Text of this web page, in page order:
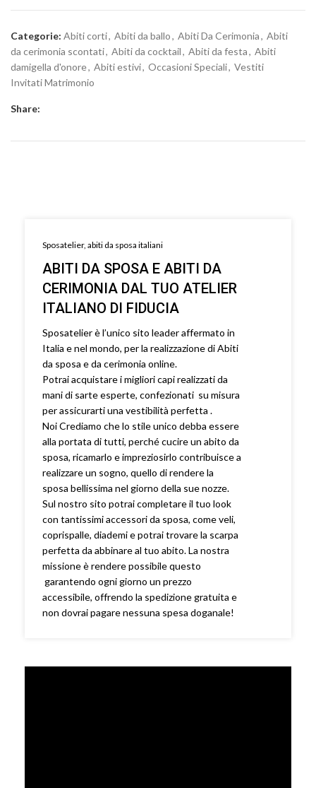
Categorie: Abiti corti, Abiti da ballo, Abiti Da Cerimonia, Abiti
da cerimonia scontati, Abiti da cocktail, Abiti da festa, Abiti
damigella d'onore, Abiti estivi, Occasioni Speciali, Vestiti
Invitati Matrimonio
Share:
Sposatelier, abiti da sposa italiani
ABITI DA SPOSA E ABITI DA
CERIMONIA DAL TUO ATELIER
ITALIANO DI FIDUCIA
Sposatelier è l’unico sito leader affermato in
Italia e nel mondo, per la realizzazione di Abiti
da sposa e da cerimonia online.
Potrai acquistare i migliori capi realizzati da
mani di sarte esperte, confezionati su misura
per assicurarti una vestibilità perfetta .
Noi Crediamo che lo stile unico debba essere
alla portata di tutti, perché cucire un abito da
sposa, ricamarlo e impreziosirlo contribuisce a
realizzare un sogno, quello di rendere la
sposa bellissima nel giorno della sue nozze.
Sul nostro sito potrai completare il tuo look
con tantissimi accessori da sposa, come veli,
coprispalle, diademi e potrai trovare la scarpa
perfetta da abbinare al tuo abito. La nostra
missione è rendere possibile questo
garantendo ogni giorno un prezzo
accessibile, offrendo la spedizione gratuita e
non dovrai pagare nessuna spesa doganale!